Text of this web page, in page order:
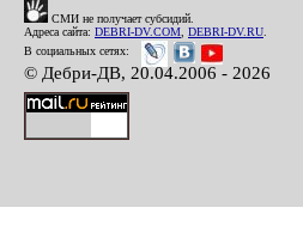
СМИ не получает субсидий.
Адреса сайта: DEBRI-DV.COM DEBRI-DV.RU
В социальных сетях:
© Дебри-ДВ, 20.04.2006 - 2026